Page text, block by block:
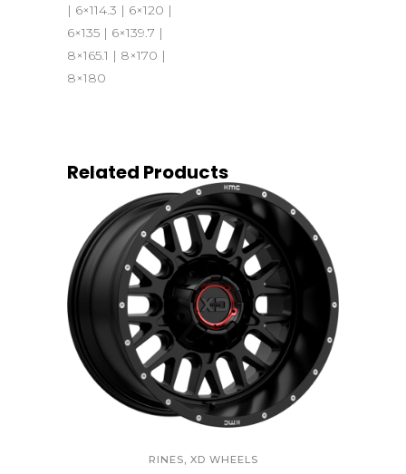
| 6×114.3 | 6×120 |
6×135 | 6×139.7 |
8×165.1 | 8×170 |
8×180
Related Products
QUICK VIEW
RINES, XD WHEELS